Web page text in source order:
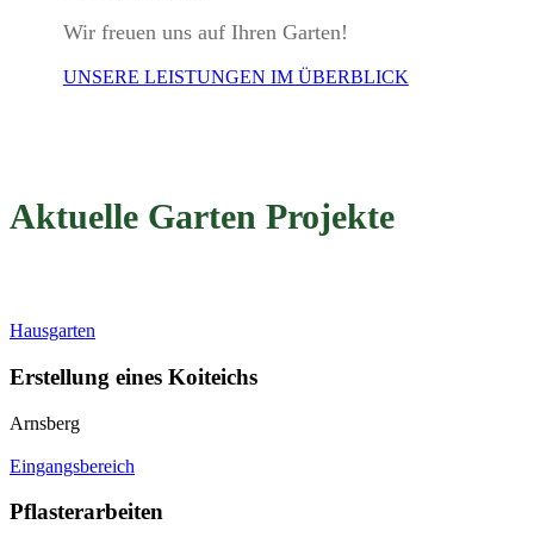
Wir freuen uns auf Ihren Garten!
UNSERE LEISTUNGEN IM ÜBERBLICK
Aktuelle Garten Projekte
Hausgarten
Erstellung eines Koiteichs
Arnsberg
Eingangsbereich
Pflasterarbeiten